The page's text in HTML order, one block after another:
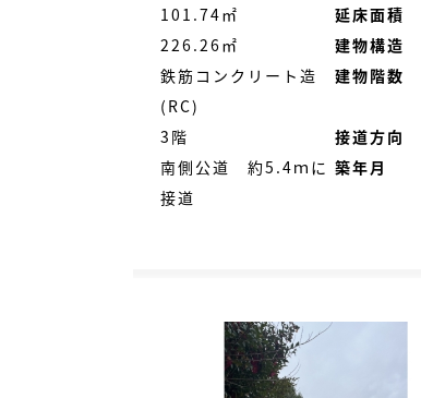
101.74㎡
延床面積
226.26㎡
建物構造
鉄筋コンクリート造
(RC)
建物階数
3階
接道方向
南側公道 約5.4ｍに
接道
築年月